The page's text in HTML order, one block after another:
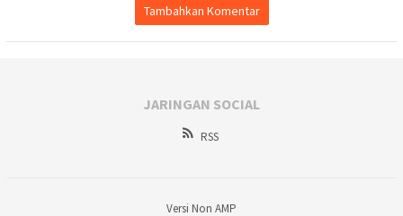
Tambahkan Komentar
JARINGAN SOCIAL
RSS
Versi Non AMP